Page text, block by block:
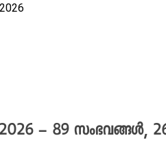
– 89 സംഭവങ്ങൾ, 26